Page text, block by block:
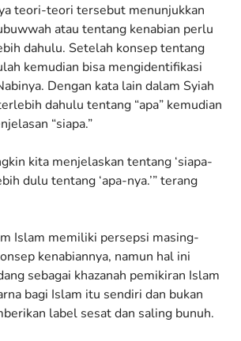
teori-teori tersebut menunjukkan
atau tentang kenabian perlu
dahulu. Setelah konsep tentang
kemudian bisa mengidentifikasi
Dengan kata lain dalam Syiah
dahulu tentang “apa” kemudian
“siapa.”
kita menjelaskan tentang ‘siapa-
dulu tentang ‘apa-nya.’” terang
Islam memiliki persepsi masing-
kenabiannya, namun hal ini
sebagai khazanah pemikiran Islam
bagi Islam itu sendiri dan bukan
label sesat dan saling bunuh.